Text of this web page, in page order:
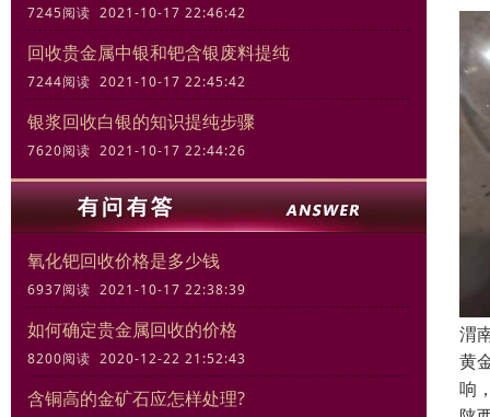
7245阅读 2021-10-17 22:46:42
回收贵金属中银和钯含银废料提纯
7244阅读 2021-10-17 22:45:42
银浆回收白银的知识提纯步骤
7620阅读 2021-10-17 22:44:26
氧化钯回收价格是多少钱
6937阅读 2021-10-17 22:38:39
如何确定贵金属回收的价格
8200阅读 2020-12-22 21:52:43
含铜高的金矿石应怎样处理?
渭
黄
响